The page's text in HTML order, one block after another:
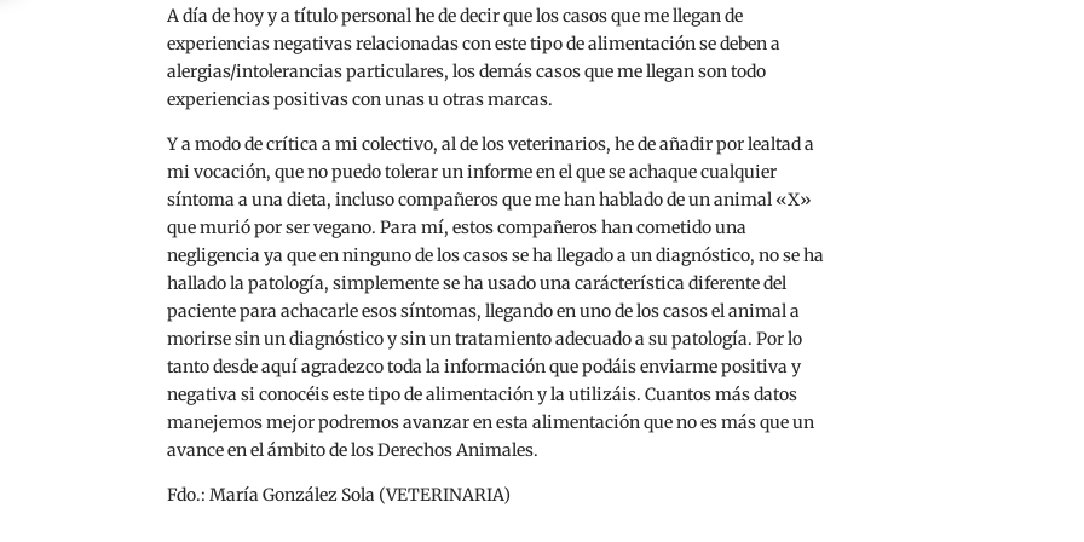
A día de hoy y a título personal he de decir que los casos que me llegan de
experiencias negativas relacionadas con este tipo de alimentación se deben a
alergias/intolerancias particulares, los demás casos que me llegan son todo
experiencias positivas con unas u otras marcas.
Y a modo de crítica a mi colectivo, al de los veterinarios, he de añadir por lealtad a
mi vocación, que no puedo tolerar un informe en el que se achaque cualquier
síntoma a una dieta, incluso compañeros que me han hablado de un animal «X»
que murió por ser vegano. Para mí, estos compañeros han cometido una
negligencia ya que en ninguno de los casos se ha llegado a un diagnóstico, no se ha
hallado la patología, simplemente se ha usado una carácterística diferente del
paciente para achacarle esos síntomas, llegando en uno de los casos el animal a
morirse sin un diagnóstico y sin un tratamiento adecuado a su patología. Por lo
tanto desde aquí agradezco toda la información que podáis enviarme positiva y
negativa si conocéis este tipo de alimentación y la utilizáis. Cuantos más datos
manejemos mejor podremos avanzar en esta alimentación que no es más que un
avance en el ámbito de los Derechos Animales.
Fdo.: María González Sola (VETERINARIA)